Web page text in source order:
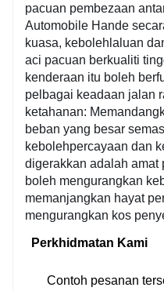
pacuan pembezaan
Automobile Hande
kuasa, kebolehlaluan
aci pacuan berkualiti
kenderaan itu boleh
pelbagai keadaan jalan
ketahanan:
beban yang besar
kebolehpercayaan dan
digerakkan adalah amat
boleh mengurangkan
memanjangkan hayat
mengurangkan kos
Perkhidmatan Kami
Contoh pesanan